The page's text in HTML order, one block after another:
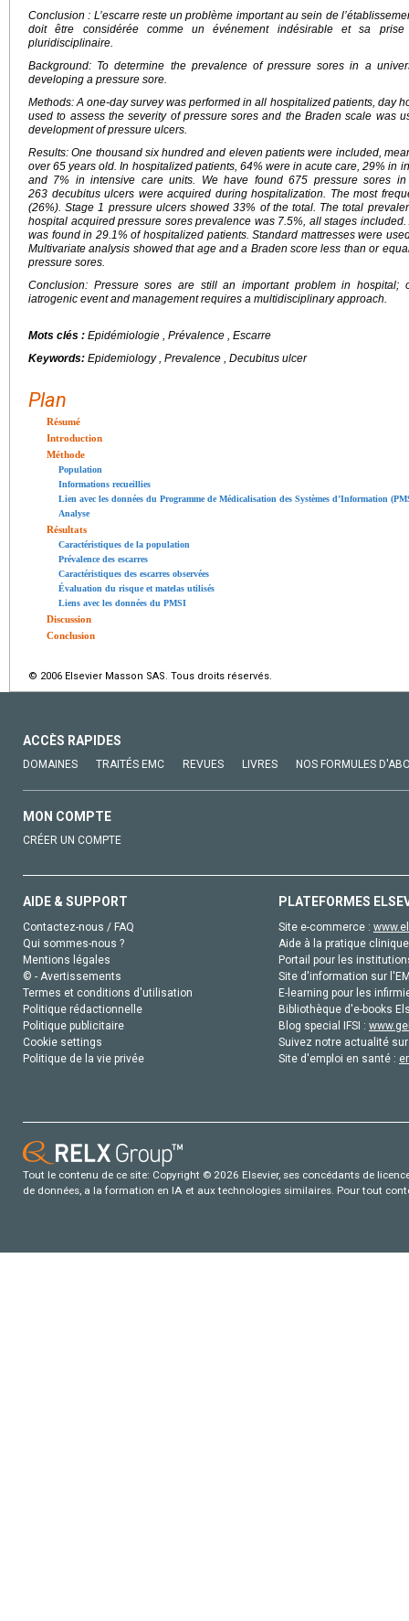
Conclusion : L’escarre reste un problème important au sein de
doit être considérée comme un événement indésirable et sa
pluridisciplinaire.
Background: To determine the prevalence of pressure sores in a
developing a pressure sore.
Methods: A one-day survey was performed in all hospitalized patients, day
used to assess the severity of pressure sores and the Braden scale was
development of pressure ulcers.
Results: One thousand six hundred and eleven patients were included,
over 65 years old. In hospitalized patients, 64% were in acute care, 29% in
and 7% in intensive care units. We have found 675 pressure sores
263 decubitus ulcers were acquired during hospitalization. The most
(26%). Stage 1 pressure ulcers showed 33% of the total. The total
hospital acquired pressure sores prevalence was 7.5%, all stages
was found in 29.1% of hospitalized patients. Standard mattresses were
Multivariate analysis showed that age and a Braden score less than or
pressure sores.
Conclusion: Pressure sores are still an important problem in hospital;
iatrogenic event and management requires a multidisciplinary approach.
Mots clés : Epidémiologie , Prévalence , Escarre
Keywords: Epidemiology , Prevalence , Decubitus ulcer
Plan
Résumé
Introduction
Méthode
Population
Informations recueillies
Lien avec les données du Programme de Médicalisation des Systèmes d’Information
Analyse
Résultats
Caractéristiques de la population
Prévalence des escarres
Caractéristiques des escarres observées
Évaluation du risque et matelas utilisés
Liens avec les données du PMSI
Discussion
Conclusion
© 2006 Elsevier Masson SAS. Tous droits réservés.
ACCÈS RAPIDES
DOMAINES TRAITÉS EMC REVUES LIVRES NOS FORMULES
MON COMPTE
CRÉER UN COMPTE
AIDE & SUPPORT
Contactez-nous / FAQ
Qui sommes-nous ?
Mentions légales
© - Avertissements
Termes et conditions d'utilisation
Politique rédactionnelle
Politique publicitaire
Cookie settings
Politique de la vie privée
PLATEFORMES
Site e-commerce :
Aide à la pratique
Portail pour les
Site d'information sur
E-learning pour les
Bibliothèque d'e-books
Blog special IFSI :
Suivez notre actualité
Site d'emploi en santé :
Tout le contenu de ce site: Copyright © 2026 Elsevier, ses concédants de
de données, a la formation en IA et aux technologies similaires. Pour tout